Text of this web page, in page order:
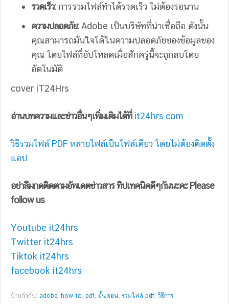
รวดเร็ว:การรวมไฟล์ทำได้รวดเร็ว ไม่ต้องรอนาน
ความปลอดภัย:Adobe เป็นบริษัทที่น่าเชื่อถือ ดังนั้น
คุณสามารถมั่นใจได้ในความปลอดภัยของข้อมูลของ
คุณ โดยไฟล์ที่อัปโหลดเมื่อสักครู่่นี้จะถูกลบโดย
อัตโนมัติ
cover iT24Hrs
อ่านบทความและข่าวอื่นๆเพิ่มเติมได้ที่ it24hrs.com
วิธีรวมไฟล์ PDF หลายไฟล์เป็นไฟล์เดียว โดยไม่ต้องติดตั้ง
แอป
อย่าลืมกดติดตามอัพเดตข่าวสาร ทิปเทคนิคดีๆกันนะคะ Please
follow us
Youtube it24hrs
Twitter it24hrs
Tiktok it24hrs
facebook it24hrs
ป้ายกำกับ: adobe how-to pdf ขั้้นตอน รวมไฟล์ pdf ,วิธีการ